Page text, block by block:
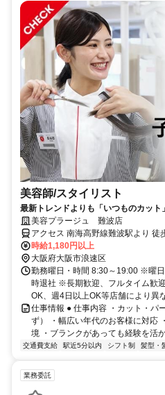
美容師/スタイリスト
最新トレンドよりも「いつものカッ
礎技術が活きる場所。
美容プラージュ 難波店
アクセス 南海高野線難波駅より 徒
時給1,180円以上
大阪府大阪市浪速区
勤務曜日・時間 8:30～19:00 ※曜
時退社 ※長期歓迎、フルタイム歓
OK、週4日以上OK等店舗により異
仕事情報 ● 仕事内容 ・カット・パ
ず） ・幅広い年代のお客様に対応
境 ・ブランクがあっても経験を活
交通費支給 駅近5分以内 シフト制 髪型・
業務委託